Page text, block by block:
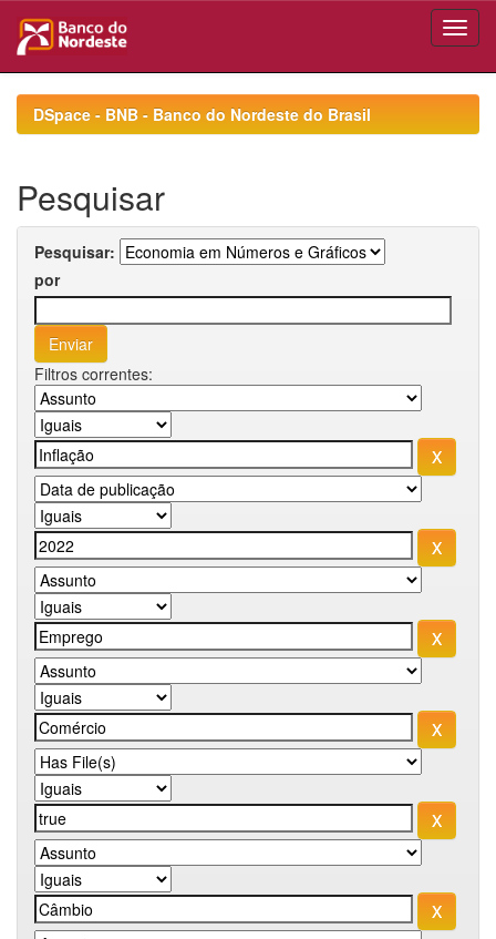
navigationDSpace - BNB - Banco do Nordeste do Brasil
Pesquisar
Pesquisar:
por
Filtros correntes: